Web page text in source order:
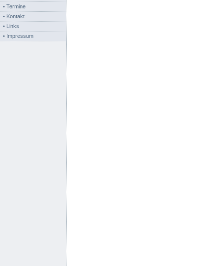
• Termine
• Kontakt
• Links
• Impressum